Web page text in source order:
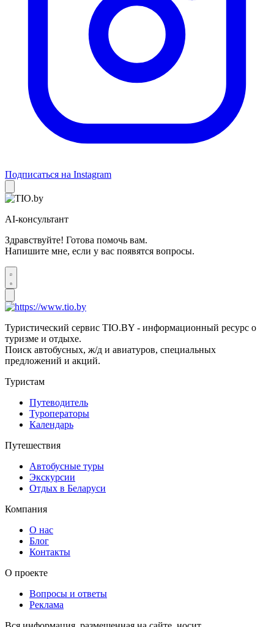
Подписаться на Instagram
AI-консультант
Здравствуйте! Готова помочь вам.
Напишите мне, если у вас появятся вопросы.
Туристический сервис TIO.BY - информационный ресурс о
туризме и отдыхе.
Поиск автобусных, ж/д и авиатуров, специальных
предложений и акций.
Туристам
Путеводитель
Туроператоры
Календарь
Путешествия
Автобусные туры
Экскурсии
Отдых в Беларуси
Компания
О нас
Блог
Контакты
О проекте
Вопросы и ответы
Реклама